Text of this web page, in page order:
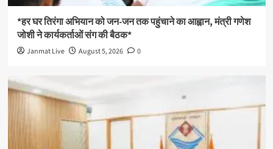
*हर घर तिरंगा अभियान को जन-जन तक पहुंचाने का आह्वान, मंत्री गणेश
जोशी ने कार्यकर्ताओं संग की बैठक*
Janmat Live August 5, 2026 0